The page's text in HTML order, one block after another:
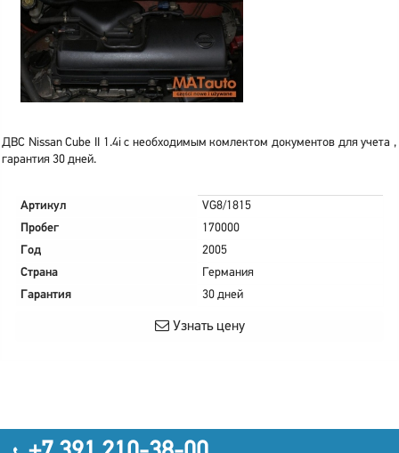
ДВС Nissan Cube II 1.4i с необходимым комлектом документов для учета ,
гарантия 30 дней.
Артикул
VG8/1815
Пробег
170000
Год
2005
Страна
Германия
Гарантия
30 дней
Узнать цену